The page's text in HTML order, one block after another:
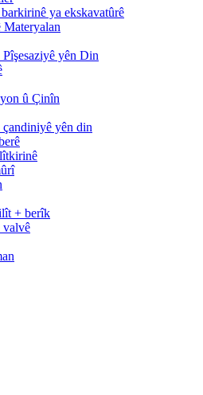
ya ekskavatûrê
Materyalan
Pîşesaziyê yên Din
û Çinîn
çandiniyê yên din
+ berîk
valvê